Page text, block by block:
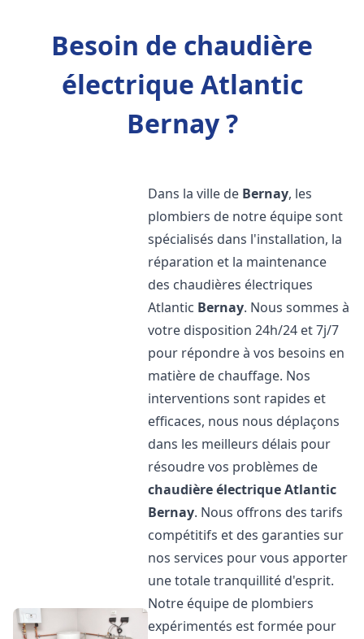
Besoin de chaudière
électrique Atlantic
Bernay ?
Dans la ville de Bernay, les
plombiers de notre équipe sont
spécialisés dans l'installation, la
réparation et la maintenance
des chaudières électriques
Atlantic Bernay. Nous sommes à
votre disposition 24h/24 et 7j/7
pour répondre à vos besoins en
matière de chauffage. Nos
interventions sont rapides et
efficaces, nous nous déplaçons
dans les meilleurs délais pour
résoudre vos problèmes de
chaudière électrique Atlantic
Bernay. Nous offrons des tarifs
compétitifs et des garanties sur
nos services pour vous apporter
une totale tranquillité d'esprit.
Notre équipe de plombiers
expérimentés est formée pour